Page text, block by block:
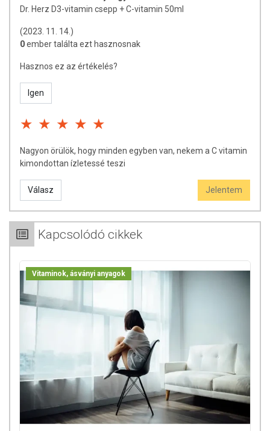
Dr. Herz D3-vitamin csepp + C-vitamin 50ml
(2023. 11. 14.)
0ember találta ezt hasznosnak
Hasznos ez az értékelés?
Igen
Nagyon örülök, hogy minden egyben van, nekem a C vitamin
kimondottan ízletessé teszi
Válasz Jelentem
Kapcsolódó cikkek
Vitaminok, ásványi anyagok